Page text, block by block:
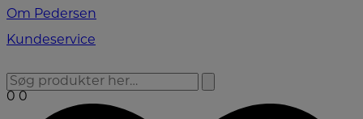
Om Pedersen
Kundeservice
0 0